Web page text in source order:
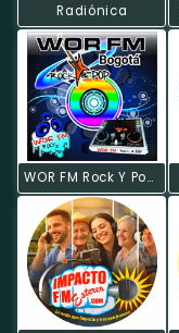
Radiónica
WOR FM Rock Y Pop Bogotá